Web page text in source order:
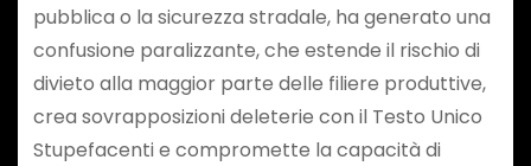
pubblica o la sicurezza stradale, ha generato una
confusione paralizzante, che estende il rischio di
divieto alla maggior parte delle filiere produttive,
crea sovrapposizioni deleterie con il Testo Unico
Stupefacenti e compromette la capacità di